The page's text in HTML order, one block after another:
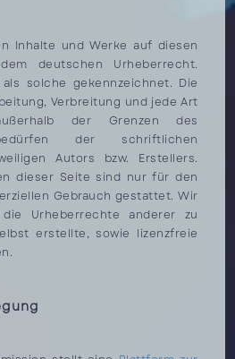
Inhalte und Werke auf diesen
deutschen Urheberrecht.
solche gekennzeichnet. Die
Verbreitung und jede Art
der Grenzen des
der schriftlichen
Autors bzw. Erstellers.
dieser Seite sind nur für den
Gebrauch gestattet. Wir
Urheberrechte anderer zu
erstellte, sowie lizenzfreie